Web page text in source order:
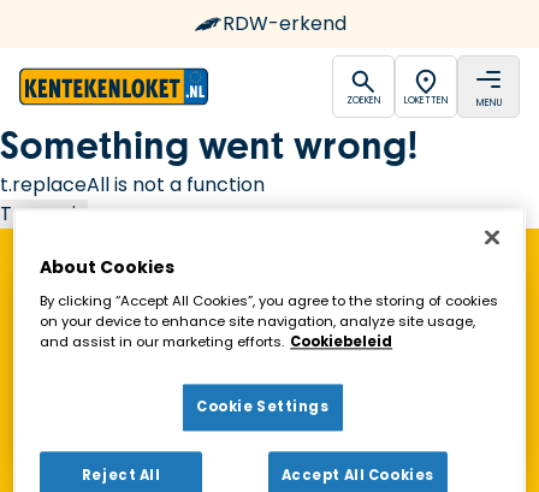
RDW-erkend
open
ZOEKEN LOKETTEN MENU
Something went wrong!
t.replaceAll is not a function
Try again
Vind een Kentekenloket in de buurt!
Toon alleen geopende loketten
About Cookies
By clicking “Accept All Cookies”, you agree to the storing of cookies
on your device to enhance site navigation, analyze site usage,
and assist in our marketing efforts. Cookiebeleid
Cookie Settings
Reject All Accept All Cookies